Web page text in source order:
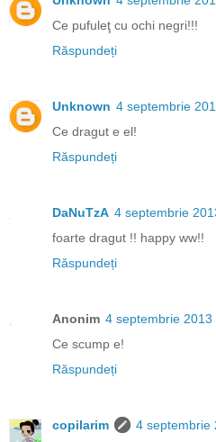
Ce pufuleţ cu ochi negri!!!
Răspundeți
Unknown 4 septembrie
Ce dragut e el!
Răspundeți
DaNuTzA 4 septembrie
foarte dragut !! happy ww!!
Răspundeți
Anonim 4 septembrie 2013
Ce scump e!
Răspundeți
copilarim
4 septembrie